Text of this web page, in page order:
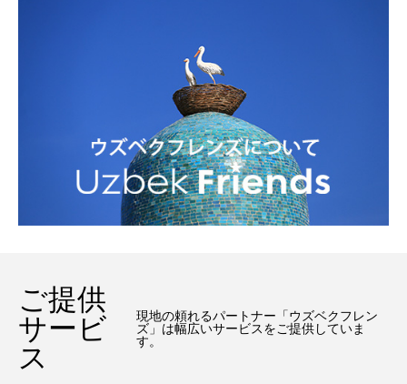
ご提供
サービ
ス
現地の頼れるパートナー「ウズベクフレン
ズ」は幅広いサービスをご提供していま
す。